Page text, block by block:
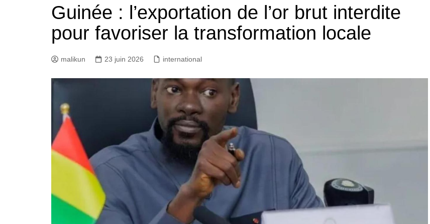
Bannière foot Benin
Guinée : l’exportation de l’or brut interdite
pour favoriser la transformation locale
malikun 23 juin 2026 international